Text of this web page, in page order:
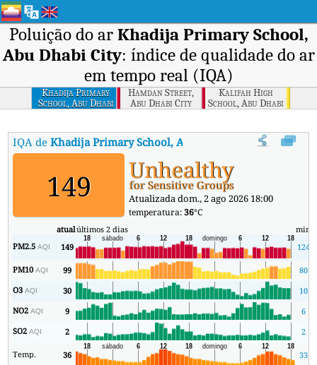
Poluição do ar Khadija Primary School,
Abu Dhabi City: índice de qualidade do ar
em tempo real (IQA)
Khadija Primary
School, Abu Dhabi
City
Hamdan Street,
Abu Dhabi City
Kalifah High
School, Abu Dhabi
City
IQA deKhadija Primary School, Abu Dhabi City :Índice de
149 Unhealthy
for Sensitive Groups
Atualizada dom., 2 ago 2026 18:00
temperatura:36°C
atualúltimos 2 dias min
PM2.5AQI 149 124
PM10AQI 99 80
O3AQI 30 10
NO2AQI 9 6
SO2AQI 2 2
Temp. 36 33